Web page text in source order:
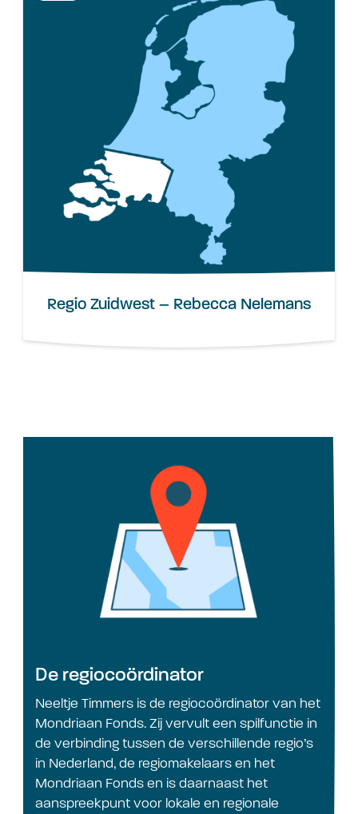
Regio Zuidwest – Rebecca Nelemans
De regiocoördinator
Neeltje Timmers is de regiocoördinator van het
Mondriaan Fonds. Zij vervult een spilfunctie in
de verbinding tussen de verschillende regio’s
in Nederland, de regiomakelaars en het
Mondriaan Fonds en is daarnaast het
aanspreekpunt voor lokale en regionale